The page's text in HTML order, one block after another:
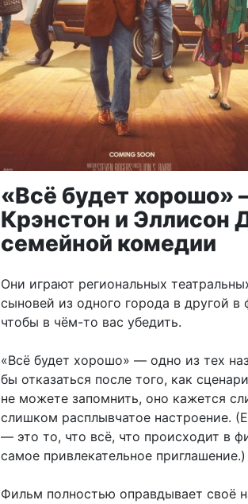
«Всё будет хорошо»
Крэнстон и Эллисон
семейной комедии
Они играют региональных
сыновей из одного города в другой
чтобы в чём-то вас убедить.
«Всё будет хорошо» — одно из тех
бы отказаться после того, как
не можете запомнить, оно кажется
слишком расплывчатое настроение.
— это то, что всё, что происходит в
самое привлекательное приглашение.)
Фильм полностью оправдывает своё